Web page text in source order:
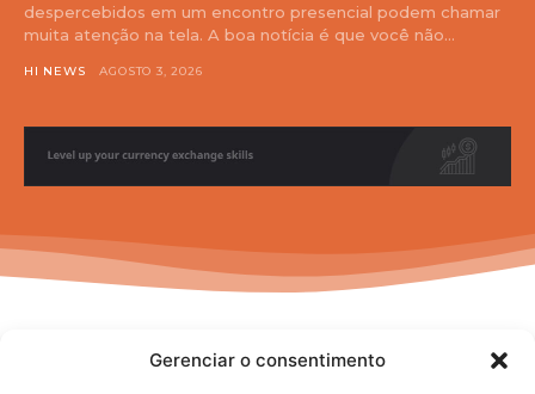
Gerenciar o consentimento
despercebidos em um encontro presencial podem chamar
muita atenção na tela. A boa notícia é que você não...
HI NEWS AGOSTO 3, 2026